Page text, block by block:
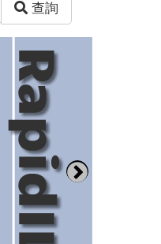
查詢